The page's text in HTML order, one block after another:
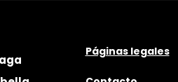
Páginas legales